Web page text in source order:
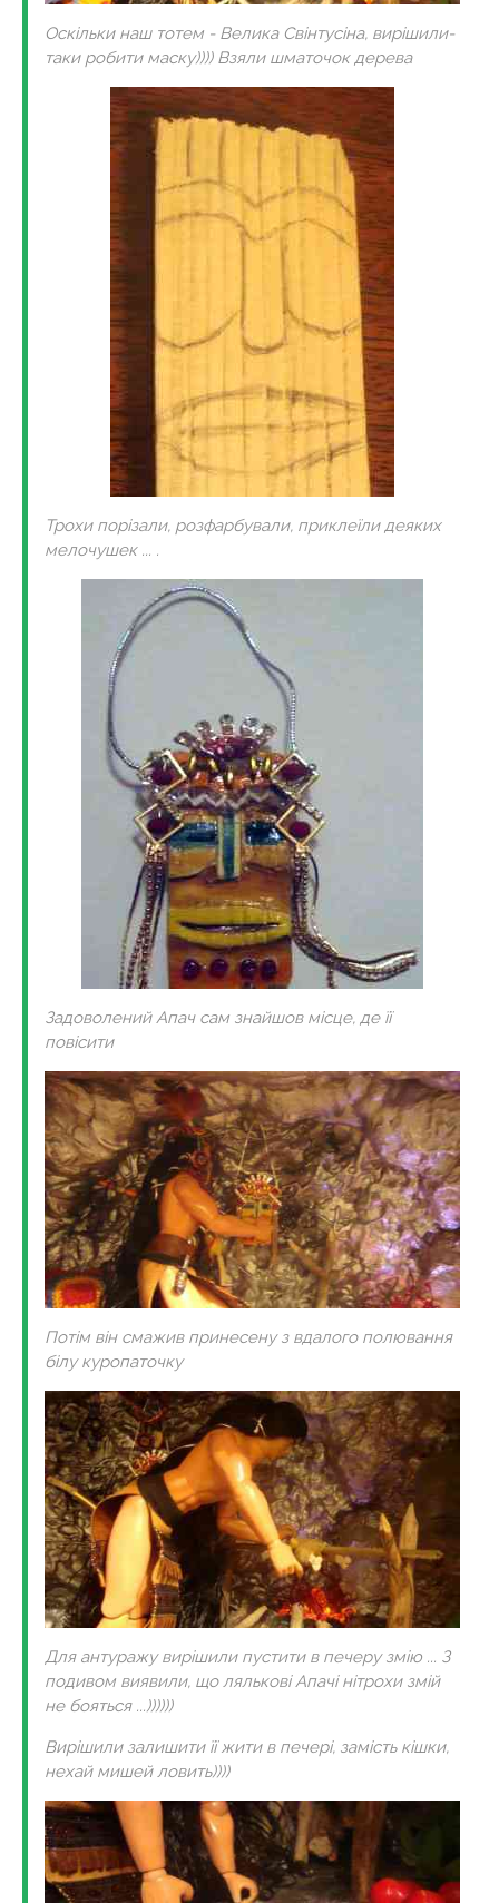
Оскільки наш тотем - Велика Свінтусіна, вирішили-
таки робити маску)))) Взяли шматочок дерева
Трохи порізали, розфарбували, приклеїли деяких
мелочушек ... .
Задоволений Апач сам знайшов місце, де її
повісити
Потім він смажив принесену з вдалого полювання
білу куропаточку
Для антуражу вирішили пустити в печеру змію ... З
подивом виявили, що лялькові Апачі нітрохи змій
не бояться ...))))))
Вирішили залишити її жити в печері, замість кішки,
нехай мишей ловить))))